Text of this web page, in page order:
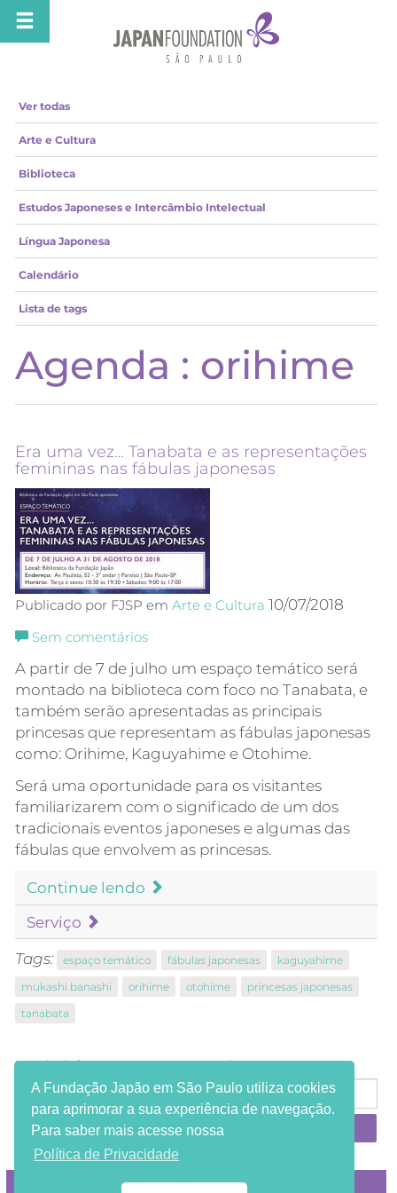
Ver todas
Arte e Cultura
Biblioteca
Estudos Japoneses e Intercâmbio Intelectual
Língua Japonesa
Calendário
Lista de tags
Agenda : orihime
Era uma vez… Tanabata e as representações
femininas nas fábulas japonesas
Publicado por FJSP em Arte e Cultura 10/07/2018
Sem comentários
A partir de 7 de julho um espaço temático será
montado na biblioteca com foco no Tanabata, e
também serão apresentadas as principais
princesas que representam as fábulas japonesas
como: Orihime, Kaguyahime e Otohime.
Será uma oportunidade para os visitantes
familiarizarem com o significado de um dos
tradicionais eventos japoneses e algumas das
fábulas que envolvem as princesas.
Continue lendo
Serviço
Tags: espaço temático fábulas japonesas
kaguyahime
mukashi banashi
orihime otohime
princesas japonesas
tanabata
Receba informações em seu e-mail:
A Fundação Japão em São Paulo utiliza cookies
para aprimorar a sua experiência de navegação.
Para saber mais acesse nossa
Política de Privacidade